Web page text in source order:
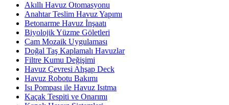
Akıllı Havuz Otomasyonu
Anahtar Teslim Havuz Yapımı
Betonarme Havuz İnşaatı
Biyolojik Yüzme Göletleri
Cam Mozaik Uygulaması
Doğal Taş Kaplamalı Havuzlar
Filtre Kumu Değişimi
Havuz Çevresi Ahşap Deck
Havuz Robotu Bakımı
Isı Pompası ile Havuz Isıtma
Kaçak Tespiti ve Onarımı